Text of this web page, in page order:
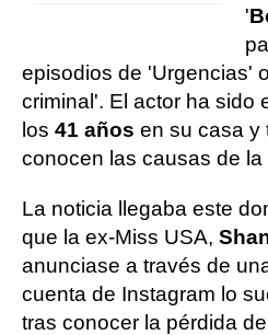
'
episodios de 'Urgencias'
criminal'. El actor ha sido
los 41 años en su casa y
conocen las causas de la
La noticia llegaba este
que la ex-Miss USA,
anunciase a través de
cuenta de Instagram lo
tras conocer la pérdida